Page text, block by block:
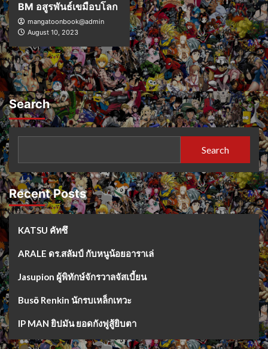
BM อสูรพันธ์เขมือบโลก
mangatoonbook@admin
August 10, 2023
Search
Search
Recent Posts
KATSU คัทซึ
ARALE ดร.สลัมป์ กับหนูน้อยอาราเล่
Jasupion ผู้พิทักษ์จักรวาลจัสเบี้ยน
Busō Renkin นักรบเหล็กเทวะ
IP MAN ยิปมัน ยอดกังฟูสู้ยิบตา